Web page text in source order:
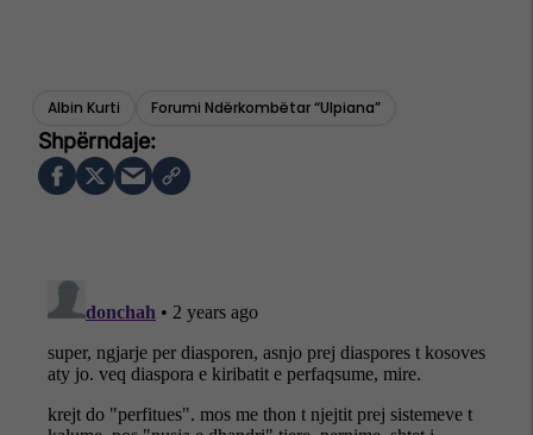
Albin Kurti Forumi Ndërkombëtar “ulpiana”